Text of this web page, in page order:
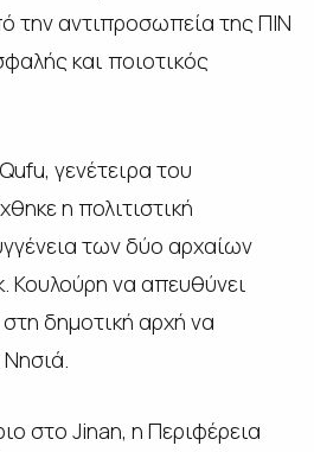
την αντιπροσωπεία της ΠΙΝ
και ποιοτικός
γενέτειρα του
η πολιτιστική
των δύο αρχαίων
Κουλούρη να απευθύνει
δημοτική αρχή να
στο Jinan, η Περιφέρεια